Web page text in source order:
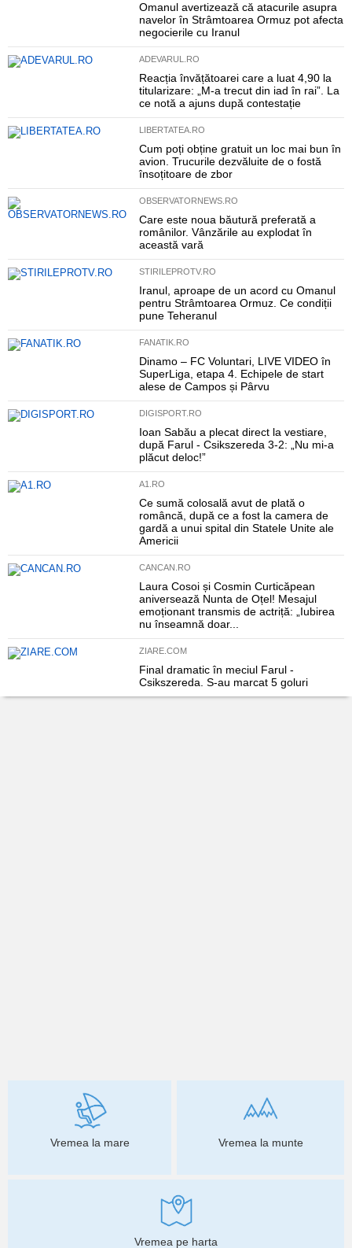
Omanul avertizează că atacurile asupra
navelor în Strâmtoarea Ormuz pot afecta
negocierile cu Iranul
ADEVARUL.RO
Reacția învățătoarei care a luat 4,90 la
titularizare: „M-a trecut din iad în rai”. La
ce notă a ajuns după contestație
LIBERTATEA.RO
Cum poți obține gratuit un loc mai bun în
avion. Trucurile dezvăluite de o fostă
însoțitoare de zbor
OBSERVATORNEWS.RO
Care este noua băutură preferată a
românilor. Vânzările au explodat în
această vară
STIRILEPROTV.RO
Iranul, aproape de un acord cu Omanul
pentru Strâmtoarea Ormuz. Ce condiții
pune Teheranul
FANATIK.RO
Dinamo – FC Voluntari, LIVE VIDEO în
SuperLiga, etapa 4. Echipele de start
alese de Campos și Pârvu
DIGISPORT.RO
Ioan Sabău a plecat direct la vestiare,
după Farul - Csikszereda 3-2: „Nu mi-a
plăcut deloc!”
A1.RO
Ce sumă colosală avut de plată o
româncă, după ce a fost la camera de
gardă a unui spital din Statele Unite ale
Americii
CANCAN.RO
Laura Cosoi și Cosmin Curticăpean
aniversează Nunta de Oțel! Mesajul
emoționant transmis de actriță: „Iubirea
nu înseamnă doar...
ZIARE.COM
Final dramatic în meciul Farul -
Csikszereda. S-au marcat 5 goluri
Vremea la mare Vremea la munte
Vremea pe harta